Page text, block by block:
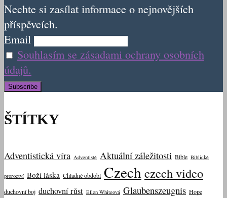
Nechte si zasílat informace o nejnovějších
příspěvcích.
Email
Souhlasím se zásadami ochrany osobních
údajů.
ŠTÍTKY
Adventistická víra Adventisté Aktuální záležitosti Bible Biblické
proroctví Boží láska Chladné období Czechczech video
duchovní boj duchovní růst Ellen Whiteová Glaubenszeugnis Hope